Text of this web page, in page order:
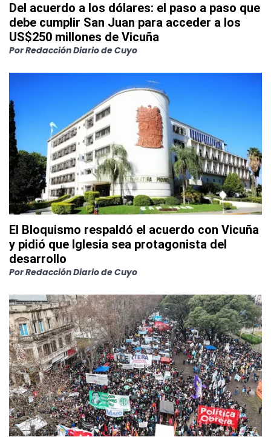
Del acuerdo a los dólares: el paso a paso que
debe cumplir San Juan para acceder a los
US$250 millones de Vicuña
PorRedacción Diario de Cuyo
El Bloquismo respaldó el acuerdo con Vicuña
y pidió que Iglesia sea protagonista del
desarrollo
PorRedacción Diario de Cuyo